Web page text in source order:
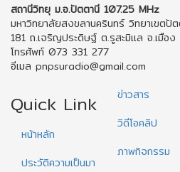
สถานีวิทยุ ม.อ.ปัตตานี 107.25 MHz
มหาวิทยาลัยสงขลานครินทร์ วิทยาเขตปั
181 ถ.เจริญประดิษฐ์ ต.รูสะมิแล อ.เมื
โทรศัพท์ 073 331 277
อีเมล pnpsuradio@gmail.com
Quick Link
หน้าหลัก
ประวัติความเป็นมา
ข่าวสาร
วิดีโอคลิป
ภาพกิจกรรม